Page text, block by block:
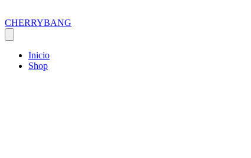
CHERRYBANG
Inicio
Shop